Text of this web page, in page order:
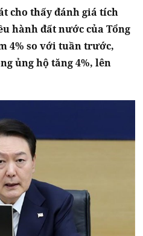
cho thấy đánh giá tích
hành đất nước của Tổng
4% so với tuần trước,
ủng hộ tăng 4%, lên